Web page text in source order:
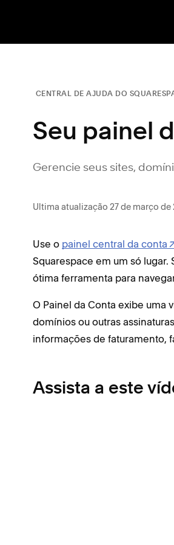
CENTRAL DE AJUDA DO
Seu painel
Gerencie seus sites,
Ultima atualização 27 de março de
Use o painel central da conta
Squarespace em um só
ótima ferramenta para
O Painel da Conta exibe uma
domínios ou outras
informações de faturamento,
Assista a este